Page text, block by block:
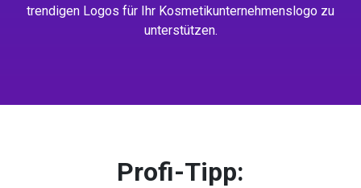
trendigen Logos für Ihr Kosmetikunternehmenslogo zu
unterstützen.
Profi-Tipp: